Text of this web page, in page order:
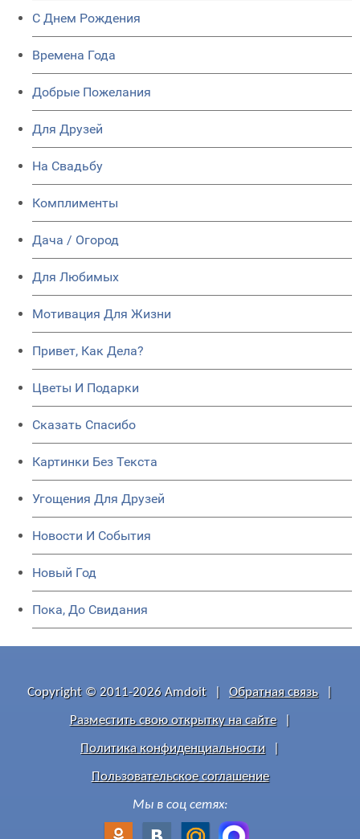
C Днем Рождения
Времена Года
Добрые Пожелания
Для Друзей
На Свадьбу
Комплименты
Дача / Огород
Для Любимых
Мотивация Для Жизни
Привет, Как Дела?
Цветы И Подарки
Сказать Спасибо
Картинки Без Текста
Угощения Для Друзей
Новости И События
Новый Год
Пока, До Свидания
Copyright © 2011-2026 Amdoit Обратная связь
Разместить свою открытку на сайте
Политика конфиденциальности
Пользовательское соглашение
Мы в соц сетях: